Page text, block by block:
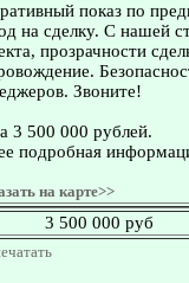
показ по
на сделку. С нашей
прозрачности
Звоните!
3 500 000 рублей.
подробная
на карте>>
3 500 000 руб